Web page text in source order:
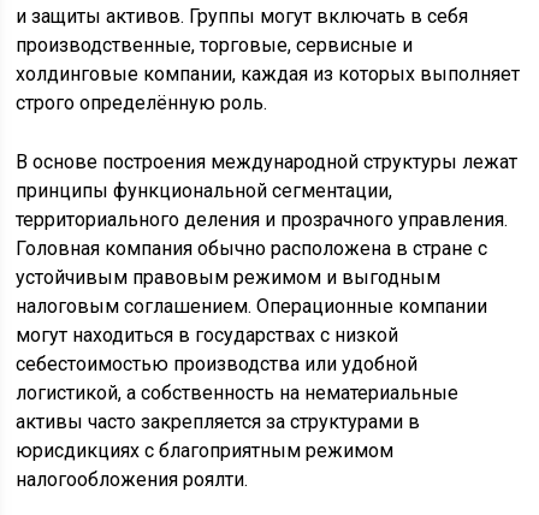
и защиты активов. Группы могут включать в себя
производственные, торговые, сервисные и
холдинговые компании, каждая из которых выполняет
строго определённую роль.
В основе построения международной структуры лежат
принципы функциональной сегментации,
территориального деления и прозрачного управления.
Головная компания обычно расположена в стране с
устойчивым правовым режимом и выгодным
налоговым соглашением. Операционные компании
могут находиться в государствах с низкой
себестоимостью производства или удобной
логистикой, а собственность на нематериальные
активы часто закрепляется за структурами в
юрисдикциях с благоприятным режимом
налогообложения роялти.